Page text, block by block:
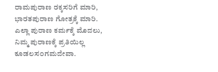
ರಾಮಪುರಾಣ ರಕ್ಕಸರಿಗೆ ಮಾರಿ,
ಭಾರತಪುರಾಣ ಗೋತ್ರಕ್ಕೆ ಮಾರಿ.
ಎಲ್ಲಾ ಪುರಾಣ ಕರ್ಮಕ್ಕೆ ಮೊದಲು,
ನಿಮ್ಮ ಪುರಾಣಕ್ಕೆ ಪ್ರತಿಯಿಲ್ಲ
ಕೂಡಲಸಂಗಮದೇವಾ.